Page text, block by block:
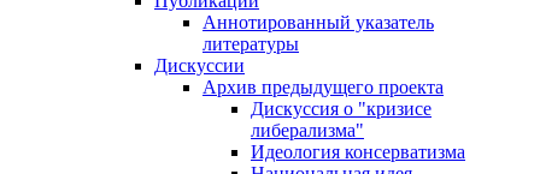
Аннотированный указатель
литературы
Дискуссии
Архив предыдущего проекта
Дискуссия о "кризисе
либерализма"
Идеология консерватизма